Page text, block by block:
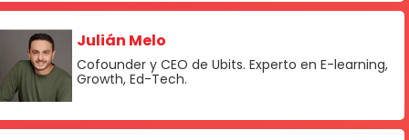
Julián Melo
Cofounder y CEO de Ubits. Experto en E-learning,
Growth, Ed-Tech.